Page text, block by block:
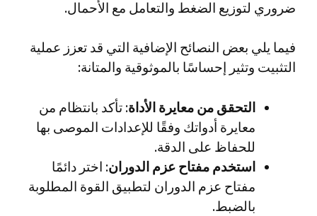
ضروري لتوزيع الضغط والتعامل مع الأحمال.
فيما يلي بعض النصائح الإضافية التي قد تعزز عملية
التثبيت وتثير إحساسًا بالموثوقية والمتانة:
التحقق من معايرة الأداة: تأكد بانتظام من
معايرة أدواتك وفقًا للإعدادات الموصى بها
للحفاظ على الدقة.
استخدم مفتاح عزم الدوران: اختر دائمًا
مفتاح عزم الدوران لتطبيق القوة المطلوبة
بالضبط.